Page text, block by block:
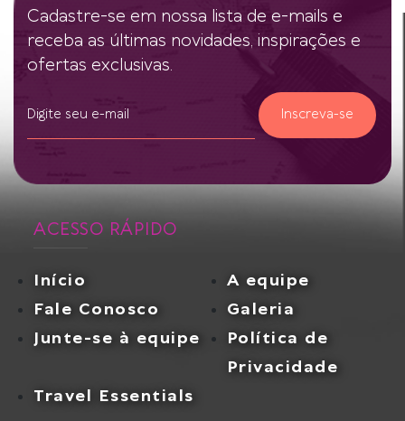
Cadastre-se em nossa lista de e-mails e
receba as últimas novidades, inspirações e
ofertas exclusivas.
Inscreva-se
ACESSO RÁPIDO
Início
A equipe
Fale Conosco
Galeria
Junte-se à equipe
Política de
Privacidade
Travel Essentials